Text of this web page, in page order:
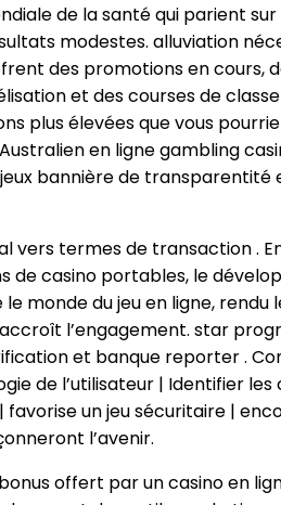
de la santé qui parient
modestes. alluviation
des promotions en
et des courses de
plus élevées que vous
en ligne gambling
bannière de
termes de transaction .
casino portables, le
monde du jeu en ligne,
l’engagement. star
et banque reporter .
de l’utilisateur | Identifier
un jeu sécuritaire |
l’avenir.
offert par un casino en